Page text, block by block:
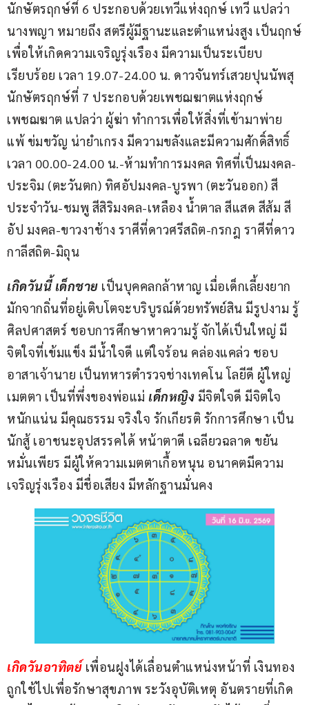
นักษัตรฤกษ์ที่ 6 ประกอบด้วยเทวีแห่งฤกษ์ เทวี แปลว่า
นางพญา หมายถึง สตรีผู้มีฐานะและตำแหน่งสูง เป็นฤกษ์
เพื่อให้เกิดความเจริญรุ่งเรือง มีความเป็นระเบียบ
เรียบร้อย เวลา 19.07-24.00 น. ดาวจันทร์เสวยปุนนัพสุ
นักษัตรฤกษ์ที่ 7 ประกอบด้วยเพชฌฆาตแห่งฤกษ์
เพชฌฆาต แปลว่า ผู้ฆ่า ทำการเพื่อให้สิ่งที่เข้ามาพ่าย
แพ้ ข่มขวัญ น่ายำเกรง มีความขลังและมีความศักดิ์สิทธิ์
เวลา 00.00-24.00 น.-ห้ามทำการมงคล ทิศที่เป็นมงคล-
ประจิม (ตะวันตก) ทิศอัปมงคล-บูรพา (ตะวันออก) สี
ประจำวัน-ชมพู สีสิริมงคล-เหลือง น้ำตาล สีแสด สีส้ม สี
อัป มงคล-ขาวงาช้าง ราศีที่ดาวศรีสถิต-กรกฎ ราศีที่ดาว
กาลีสถิต-มิถุน
เกิดวันนี้ เด็กชาย เป็นบุคคลกล้าหาญ เมื่อเด็กเลี้ยงยาก
มักจากถิ่นที่อยู่เติบโตจะบริบูรณ์ด้วยทรัพย์สิน มีรูปงาม รู้
ศิลปศาสตร์ ชอบการศึกษาหาความรู้ จักได้เป็นใหญ่ มี
จิตใจที่เข้มแข็ง มีน้ำใจดี แต่ใจร้อน คล่องแคล่ว ชอบ
อาสาเจ้านาย เป็นทหารตำรวจช่างเทคโน โลยีดี ผู้ใหญ่
เมตตา เป็นที่พึ่งของพ่อแม่ เด็กหญิง มีจิตใจดี มีจิตใจ
หนักแน่น มีคุณธรรม จริงใจ รักเกียรติ รักการศึกษา เป็น
นักสู้ เอาชนะอุปสรรคได้ หน้าตาดี เฉลียวฉลาด ขยัน
หมั่นเพียร มีผู้ให้ความเมตตาเกื้อหนุน อนาคตมีความ
เจริญรุ่งเรือง มีชื่อเสียง มีหลักฐานมั่นคง
เกิดวันอาทิตย์ เพื่อนฝูงได้เลื่อนตำแหน่งหน้าที่ เงินทอง
ถูกใช้ไปเพื่อรักษาสุขภาพ ระวังอุบัติเหตุ อันตรายที่เกิด